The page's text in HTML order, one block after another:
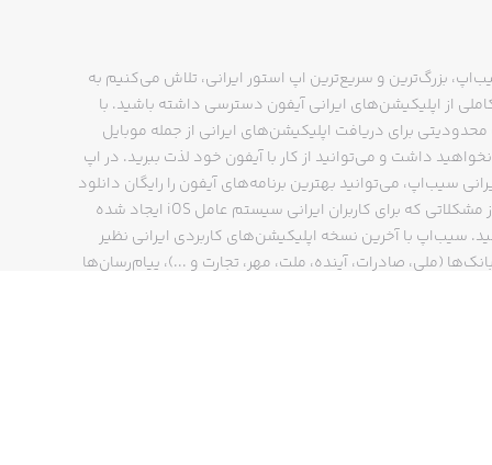
بزرگ‌ترین و سریع‌ترین اپ استور ایرانی، تلاش می‌کنیم به
از اپلیکیشن‌های ایرانی آیفون دسترسی داشته باشید. با
برای دریافت اپلیکیشن‌های ایرانی از جمله موبایل
داشت و می‌توانید از کار با آیفون خود لذت ببرید. در اپ
سیب‌اپ، می‌توانید بهترین برنامه‌های آیفون را رایگان دانلود
کنید و از مشکلاتی که برای کاربران ایرانی سیستم عامل iOS ایجاد شده
سیب‌اپ با آخرین نسخه اپلیکیشن‌های کاربردی ایرانی نظیر
(ملی، صادرات، آینده، ملت، مهر، تجارت و ...)، پیام‌رسان‌ها